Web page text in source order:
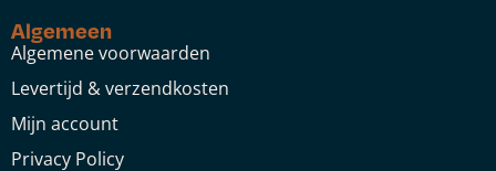
Algemeen
Algemene voorwaarden
Levertijd & verzendkosten
Mijn account
Privacy Policy